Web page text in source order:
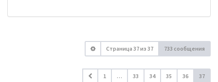
Страница 37из 37 733 сообщения
1 … 33 34 35 36 37